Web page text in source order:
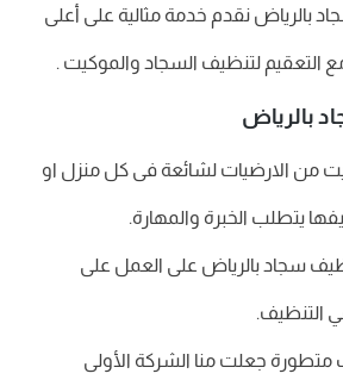
بالرياض نقدم خدمة مثالية على أعلى
لتنظيف السجاد والموكيت .
بالرياض
من الارضيات لشائعة فى كل منزل او
يتطلب الخبرة والمهارة.
سجاد بالرياض على العمل على
التنظيف.
متطورة جعلت منا الشركة الأولى